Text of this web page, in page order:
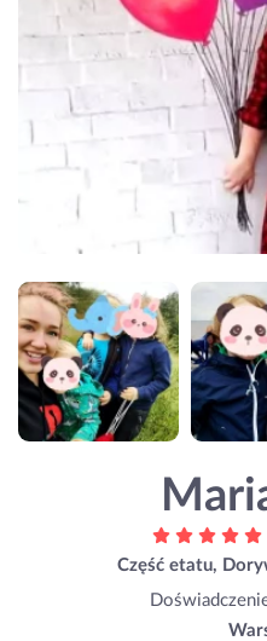
Część etatu,